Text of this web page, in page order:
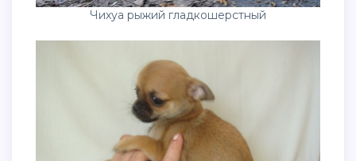
Чихуа рыжий гладкошерстный